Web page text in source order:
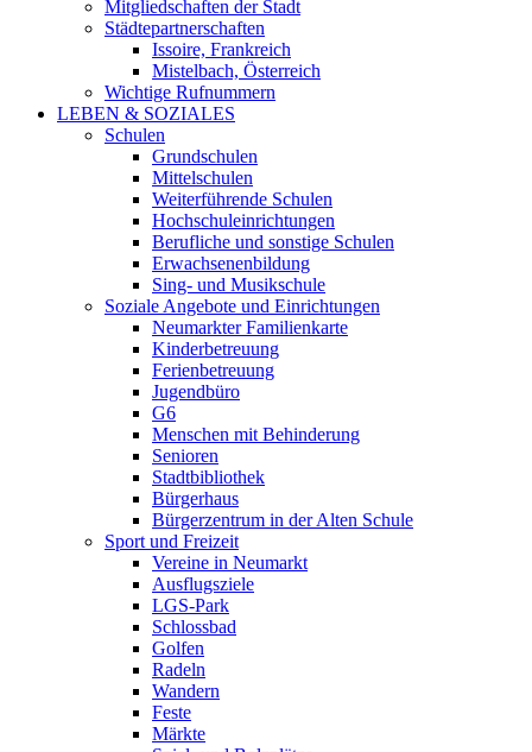
Mitgliedschaften der Stadt
Städtepartnerschaften
Issoire, Frankreich
Mistelbach, Österreich
Wichtige Rufnummern
LEBEN & SOZIALES
Schulen
Grundschulen
Mittelschulen
Weiterführende Schulen
Hochschuleinrichtungen
Berufliche und sonstige Schulen
Erwachsenenbildung
Sing- und Musikschule
Soziale Angebote und Einrichtungen
Neumarkter Familienkarte
Kinderbetreuung
Ferienbetreuung
Jugendbüro
G6
Menschen mit Behinderung
Senioren
Stadtbibliothek
Bürgerhaus
Bürgerzentrum in der Alten Schule
Sport und Freizeit
Vereine in Neumarkt
Ausflugsziele
LGS-Park
Schlossbad
Golfen
Radeln
Wandern
Feste
Märkte